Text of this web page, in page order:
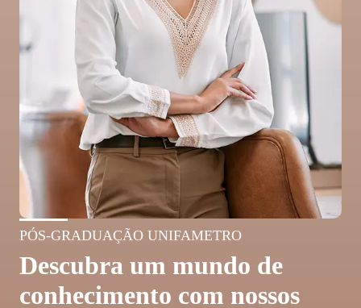
PÓS-GRADUAÇÃO UNIFAMETRO
Descubra um mundo de
conhecimento com nossos